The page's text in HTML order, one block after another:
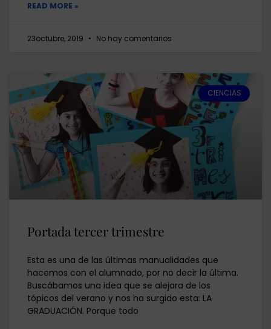
READ MORE »
23octubre, 2019 No hay comentarios
CIENCIAS
Portada tercer trimestre
Esta es una de las últimas manualidades que
hacemos con el alumnado, por no decir la última.
Buscábamos una idea que se alejara de los
tópicos del verano y nos ha surgido esta: LA
GRADUACIÓN. Porque todo